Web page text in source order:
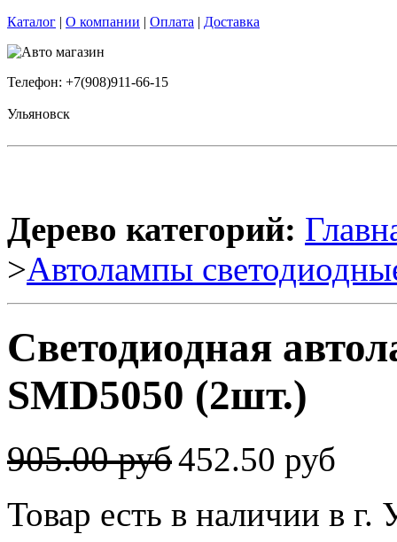
Каталог | О компании | Оплата | Доставка
Телефон: +7(908)911-66-15
Ульяновск
Дерево категорий:
>Автолампы
Светодиодная
SMD5050 (2шт.)
905.00 руб452.50 руб
Товар есть в наличии в г.